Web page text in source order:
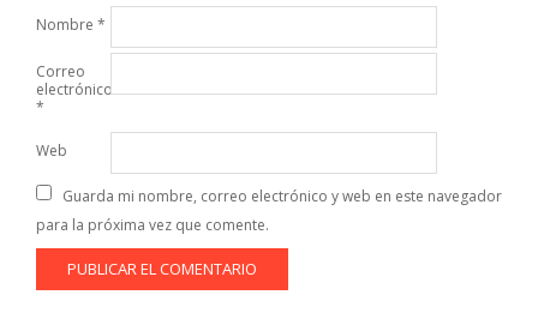
Nombre *
Correo
electrónico
*
Web
Guarda mi nombre, correo electrónico y web en este navegador
para la próxima vez que comente.